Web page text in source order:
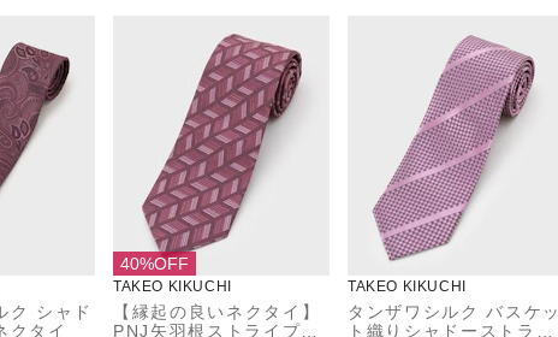
ク シャド
クタイ
40%OFF
TAKEO KIKUCHI
【縁起の良いネクタイ】
PNJ矢羽根ストライプネ
TAKEO KIKUCHI
タンザワシルク バスケッ
ト織りシャドーストライ